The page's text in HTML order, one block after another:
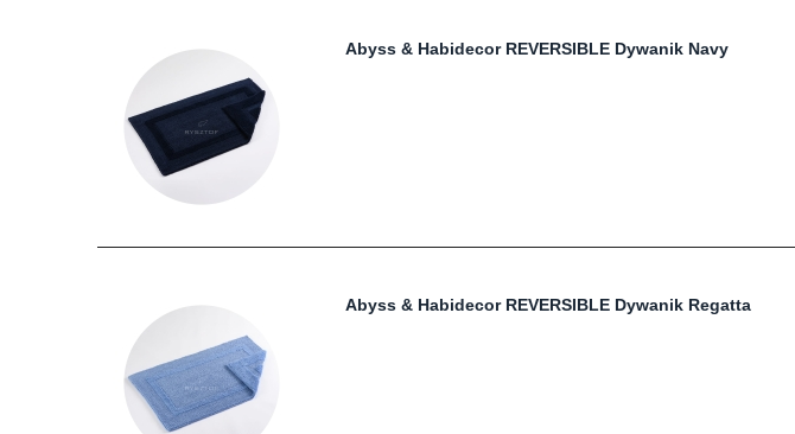
Abyss & Habidecor REVERSIBLE Dywanik Navy
Abyss & Habidecor REVERSIBLE Dywanik Regatta